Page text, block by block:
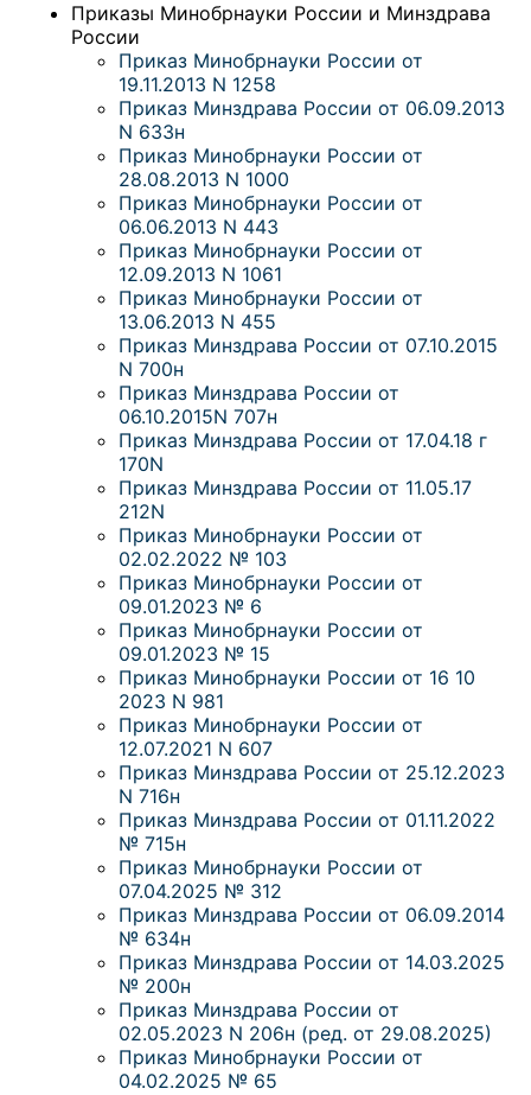
Приказы Минобрнауки России и Минздрава
России
Приказ Минобрнауки России от
19.11.2013 N 1258
Приказ Минздрава России от 06.09.2013
N 633н
Приказ Минобрнауки России от
28.08.2013 N 1000
Приказ Минобрнауки России от
06.06.2013 N 443
Приказ Минобрнауки России от
12.09.2013 N 1061
Приказ Минобрнауки России от
13.06.2013 N 455
Приказ Минздрава России от 07.10.2015
N 700н
Приказ Минздрава России от
06.10.2015N 707н
Приказ Минздрава России от 17.04.18 г
170N
Приказ Минздрава России от 11.05.17
212N
Приказ Минобрнауки России от
02.02.2022 № 103
Приказ Минобрнауки России от
09.01.2023 № 6
Приказ Минобрнауки России от
09.01.2023 № 15
Приказ Минобрнауки России от 16 10
2023 N 981
Приказ Минобрнауки России от
12.07.2021 N 607
Приказ Минздрава России от 25.12.2023
N 716н
Приказ Минздрава России от 01.11.2022
№ 715н
Приказ Минобрнауки России от
07.04.2025 № 312
Приказ Минздрава России от 06.09.2014
№ 634н
Приказ Минздрава России от 14.03.2025
№ 200н
Приказ Минздрава России от
02.05.2023 N 206н (ред. от 29.08.2025)
Приказ Минобрнауки России от
04.02.2025 № 65